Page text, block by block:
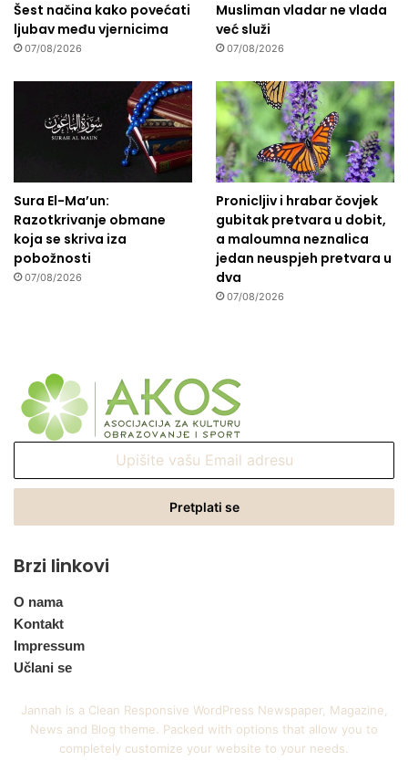
Šest načina kako povećati
ljubav među vjernicima
07/08/2026
Musliman vladar ne vlada
već služi
07/08/2026
Sura El-Ma’un:
Razotkrivanje obmane
koja se skriva iza
pobožnosti
07/08/2026
Pronicljiv i hrabar čovjek
gubitak pretvara u dobit,
a maloumna neznalica
jedan neuspjeh pretvara u
dva
07/08/2026
Email
Brzi linkovi
O nama
Kontakt
Impressum
Učlani se
Jannah is a Clean Responsive WordPress Newspaper, Magazine,
News and Blog theme. Packed with options that allow you to
completely customize your website to your needs.